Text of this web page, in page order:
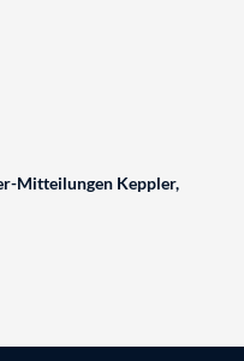
Mitteilungen Keppler,